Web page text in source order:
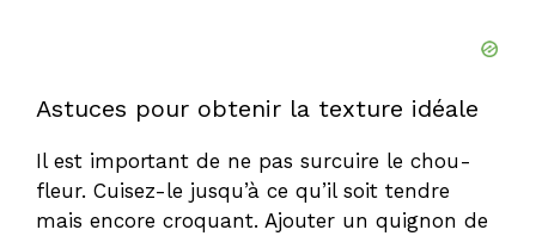
Astuces pour obtenir la texture idéale
Il est important de ne pas surcuire le chou-
fleur. Cuisez-le jusqu’à ce qu’il soit tendre
mais encore croquant. Ajouter un quignon de